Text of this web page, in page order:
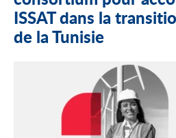
ISSAT dans la
de la Tunisie